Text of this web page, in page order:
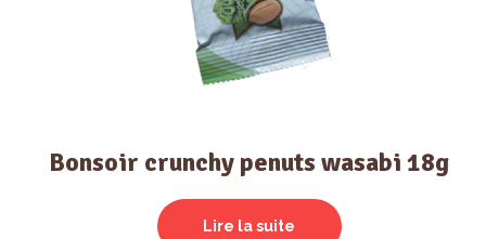
Bonsoir crunchy penuts wasabi 18g
Lire la suite